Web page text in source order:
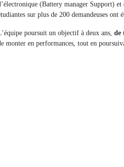
(Battery manager Support) et
sur plus de 200 demandeuses
poursuit un objectif à deux ans, de
monter en performances, tout en